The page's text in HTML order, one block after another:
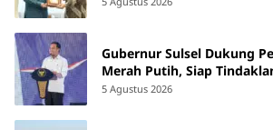
Gubernur Sulsel Dukung
Merah Putih, Siap
Pemerintah Pusat
5 Agustus 2026